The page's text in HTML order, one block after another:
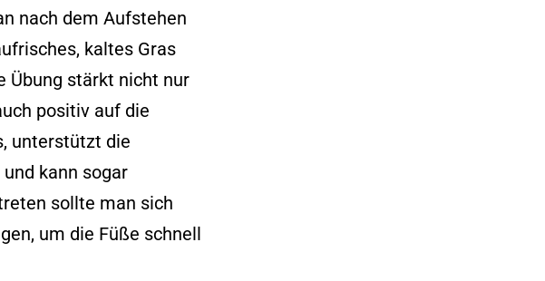
nach dem Aufstehen
kaltes Gras
Übung stärkt nicht nur
positiv auf die
unterstützt die
kann sogar
sollte man sich
um die Füße schnell